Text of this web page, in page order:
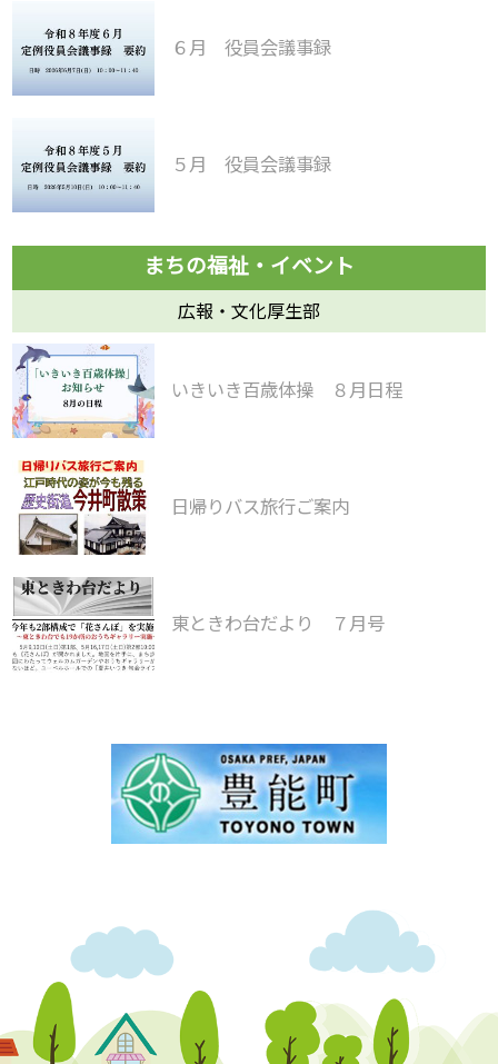
６月 役員会議事録
５月 役員会議事録
広報・文化厚生部
いきいき百歳体操 ８月日程
日帰りバス旅行ご案内
東ときわ台だより ７月号